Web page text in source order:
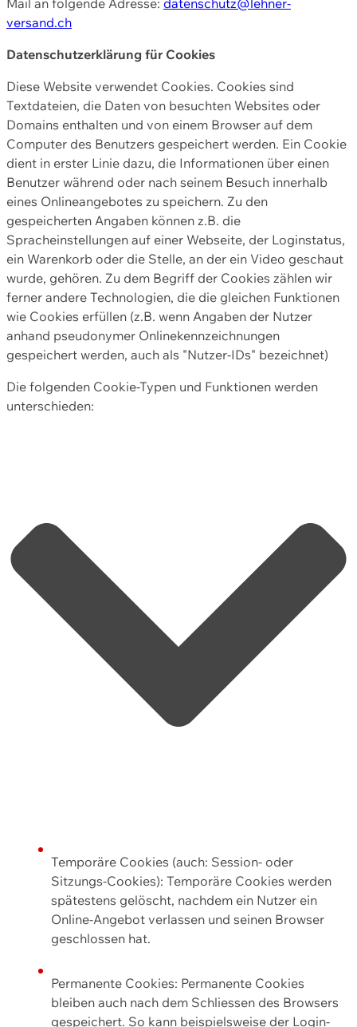
versand.ch
Datenschutzerklärung für Cookies
Diese Website verwendet Cookies. Cookies sind
Textdateien, die Daten von besuchten Websites oder
Domains enthalten und von einem Browser auf dem
Computer des Benutzers gespeichert werden. Ein Cookie
dient in erster Linie dazu, die Informationen über einen
Benutzer während oder nach seinem Besuch innerhalb
eines Onlineangebotes zu speichern. Zu den
gespeicherten Angaben können z.B. die
Spracheinstellungen auf einer Webseite, der Loginstatus,
ein Warenkorb oder die Stelle, an der ein Video geschaut
wurde, gehören. Zu dem Begriff der Cookies zählen wir
ferner andere Technologien, die die gleichen Funktionen
wie Cookies erfüllen (z.B. wenn Angaben der Nutzer
anhand pseudonymer Onlinekennzeichnungen
gespeichert werden, auch als "Nutzer-IDs" bezeichnet)
Die folgenden Cookie-Typen und Funktionen werden
unterschieden:
Temporäre Cookies (auch: Session- oder
Sitzungs-Cookies): Temporäre Cookies werden
spätestens gelöscht, nachdem ein Nutzer ein
Online-Angebot verlassen und seinen Browser
geschlossen hat.
Permanente Cookies: Permanente Cookies
bleiben auch nach dem Schliessen des Browsers
gespeichert. So kann beispielsweise der Login-